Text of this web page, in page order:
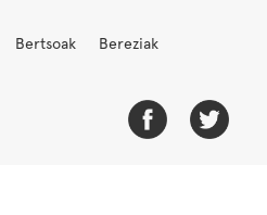
Bertsoak
Bereziak